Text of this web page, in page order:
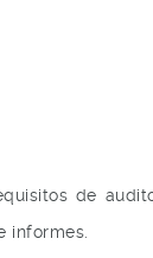
de
informes.